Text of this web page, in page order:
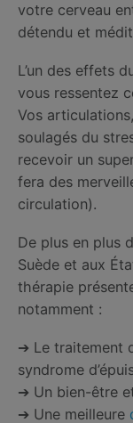
votre cerveau
détendu et
L’un des effets
vous ressentez
Vos
soulagés du
recevoir un
fera des
circulation).
De plus en plus
Suède et aux
thérapie
notamment :
➔ Le traitement
syndrome
➔ Un bien-être
➔ Une meilleure